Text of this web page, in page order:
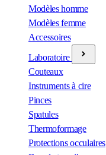
Modèles homme
Modèles femme
Accessoires
Laboratoire
Couteaux
Instruments à cire
Pinces
Spatules
Thermoformage
Protections occulaires